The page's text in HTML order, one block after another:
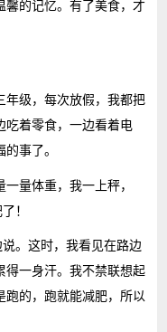
馨的记忆。有了美食，才
年级，每次放假，我都把
吃着零食，一边看着电
事了。
量体重，我一上秤，
！
。这时，我看见在路边
得一身汗。我不禁联想起
的，跑就能减肥，所以